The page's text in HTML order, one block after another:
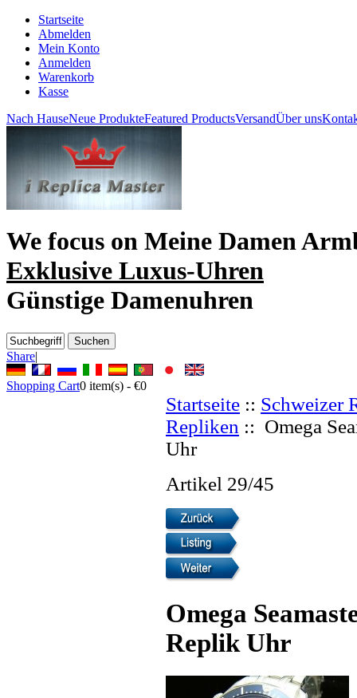
Startseite
Abmelden
Mein Konto
Anmelden
Warenkorb
Kasse
Nach HauseNeue ProdukteFeatured ProductsVersandÜber uns
We focus on Meine Damen
Exklusive Luxus-Uhren
Günstige Damenuhren
Share|
Shopping Cart0 item(s) - €0
Startseite :: Schweizer
Repliken :: Omega
Uhr
Artikel 29/45
Omega
Replik Uhr